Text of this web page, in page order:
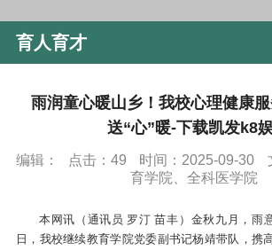
育人育才
雨润童心暖山乡！我校心理健康
送“心”暖-下载凯发k8
编辑： 点击： 49 时间：2025-09-30
育学院、全科医学院
本网讯（通讯员 罗汀 苗丰） 金秋九月，雨
日，我校继续教育学院党委副书记杨靖带队，携